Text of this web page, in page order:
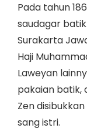
Pada tahun
saudagar
Surakarta
Haji
Laweyan
pakaian batik,
Zen
sang istri.